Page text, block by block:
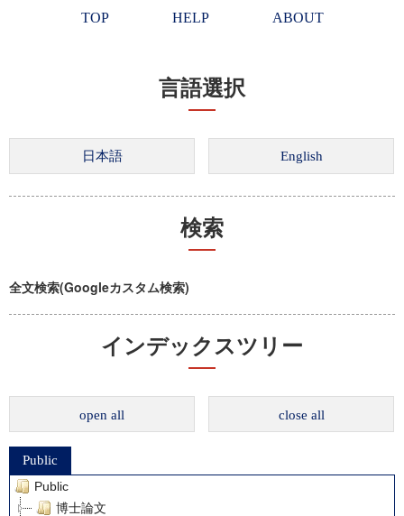
TOP HELP ABOUT
言語選択
検索
全文検索(Googleカスタム検索)
インデックスツリー
open all close all
Public
Public
博士論文